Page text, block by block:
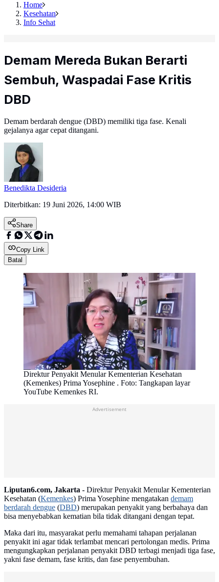
Home
Kesehatan
Info Sehat
Demam Mereda Bukan Berarti
Sembuh, Waspadai Fase Kritis
DBD
Demam berdarah dengue (DBD) memiliki tiga fase. Kenali
gejalanya agar cepat ditangani.
Benedikta Desideria
Diterbitkan: 19 Juni 2026, 14:00 WIB
Share
Copy Link
Batal
Direktur Penyakit Menular Kementerian Kesehatan
(Kemenkes) Prima Yosephine . Foto: Tangkapan layar
YouTube Kemenkes RI.
Advertisement
Liputan6.com, Jakarta - Direktur Penyakit Menular Kementerian
Kesehatan (Kemenkes) Prima Yosephine mengatakan demam
berdarah dengue (DBD) merupakan penyakit yang berbahaya dan
bisa menyebabkan kematian bila tidak ditangani dengan tepat.
Maka dari itu, masyarakat perlu memahami tahapan perjalanan
penyakit ini agar tidak terlambat mencari pertolongan medis. Prima
mengungkapkan perjalanan penyakit DBD terbagi menjadi tiga fase,
yakni fase demam, fase kritis, dan fase penyembuhan.